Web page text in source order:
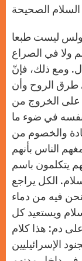
ليست طبعا
ولا في الصراع
ومع ذلك، فإنّ
طرق الروح وأن
على الخروج من
في ضوء ما
والخصوم من
الناس بأنهم
يتكلمون باسم
الكل يراجع
فيه من دماء
ويستعيد كل
دم: هذا كلام
الإسرائيليين